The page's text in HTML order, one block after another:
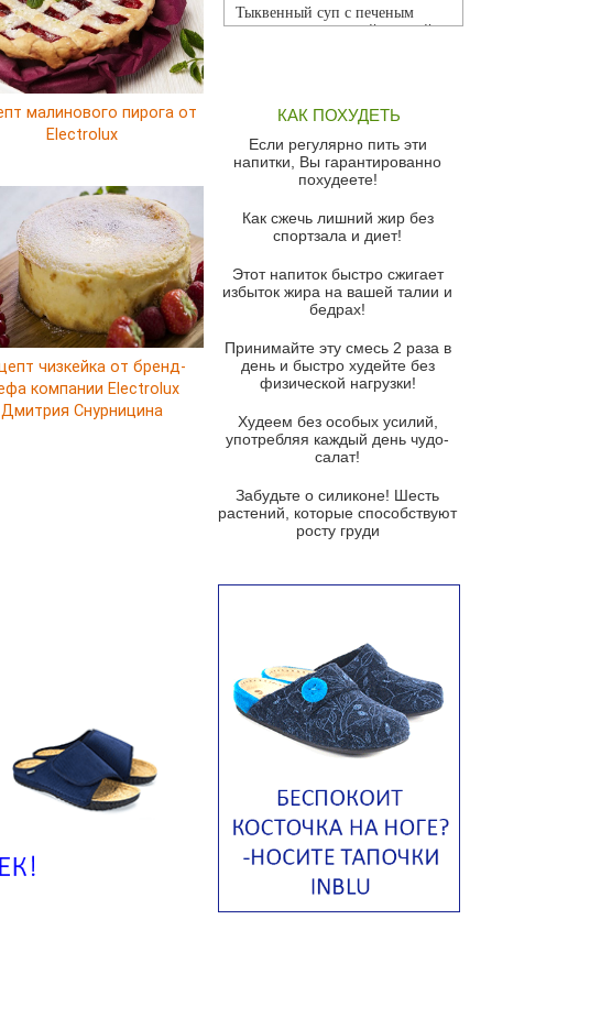
малинового пирога от
Electrolux
чизкейка от бренд-
компании Electrolux
Дмитрия Снурницина
Тыквенный суп с печеным
чесноком и томатной сальсой
красного перца
Парижский луковый суп
Суп из спаржи и горошка с
Суп-крем из цветной капусты
Французский луковый суп
Суп из баклажанов с моцареллой
Грибной крем-суп с кростини с
козьим сыром
Суп мисо с зеленым луком и
тофу
из рукколы
Португальский чесночный суп с
Ирландский картофельный суп
Суп из пастернака
Пряный морковный суп во время
зимних холодов
Американский суп из красной
фасоли с сальсой гуакамоле
Острый чечевичный суп с
кремом из петрушки
Суп с лапшой рамен в
КАК ПОХУДЕТЬ
Если регулярно пить эти
напитки, Вы гарантированно
похудеете!
Как сжечь лишний жир без
спортзала и диет!
Этот напиток быстро сжигает
избыток жира на вашей талии и
бедрах!
Принимайте эту смесь 2 раза в
день и быстро худейте без
физической нагрузки!
Худеем без особых усилий,
употребляя каждый день чудо-
салат!
Забудьте о силиконе! Шесть
растений, которые способствуют
росту груди